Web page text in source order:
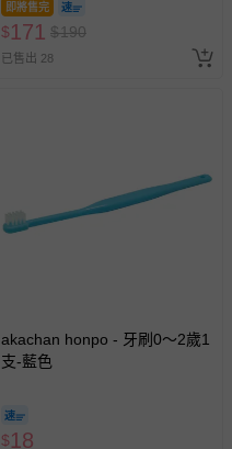
即將售完
$171 $190
已售出 28
akachan honpo - 牙刷0～2歲1
支-藍色
$18